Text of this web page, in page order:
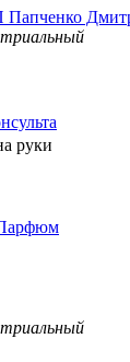
руки